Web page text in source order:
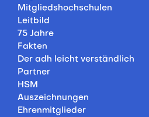
Mitgliedshochschulen
Leitbild
75 Jahre
Fakten
Der adh leicht verständlich
Partner
HSM
Auszeichnungen
Ehrenmitglieder